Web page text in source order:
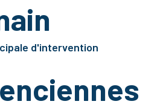
d'intervention